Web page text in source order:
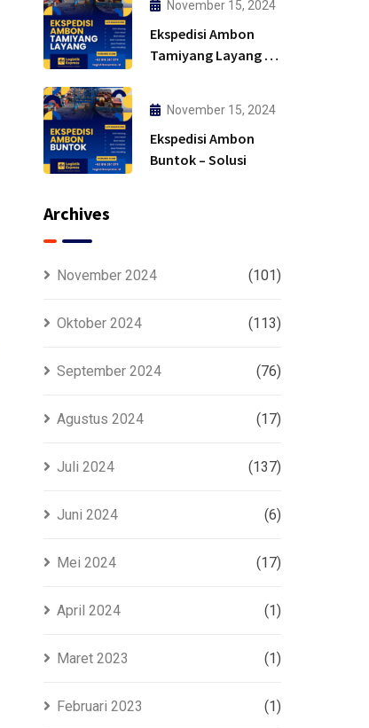
November 15, 2024
Ekspedisi Ambon
Tamiyang Layang –
November 15, 2024
Ekspedisi Ambon
Buntok – Solusi
Archives
November 2024 (101)
Oktober 2024 (113)
September 2024 (76)
Agustus 2024 (17)
Juli 2024 (137)
Juni 2024 (6)
Mei 2024 (17)
April 2024 (1)
Maret 2023 (1)
Februari 2023 (1)